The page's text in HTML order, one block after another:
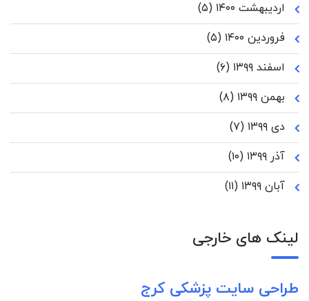
اردیبهشت ۱۴۰۰
(۵)
فروردین ۱۴۰۰
(۵)
اسفند ۱۳۹۹
(۶)
بهمن ۱۳۹۹
(۸)
دی ۱۳۹۹
(۷)
آذر ۱۳۹۹
(۱۰)
آبان ۱۳۹۹
(۱۱)
لینک های خارجی
طراحی سایت پزشکی کرج